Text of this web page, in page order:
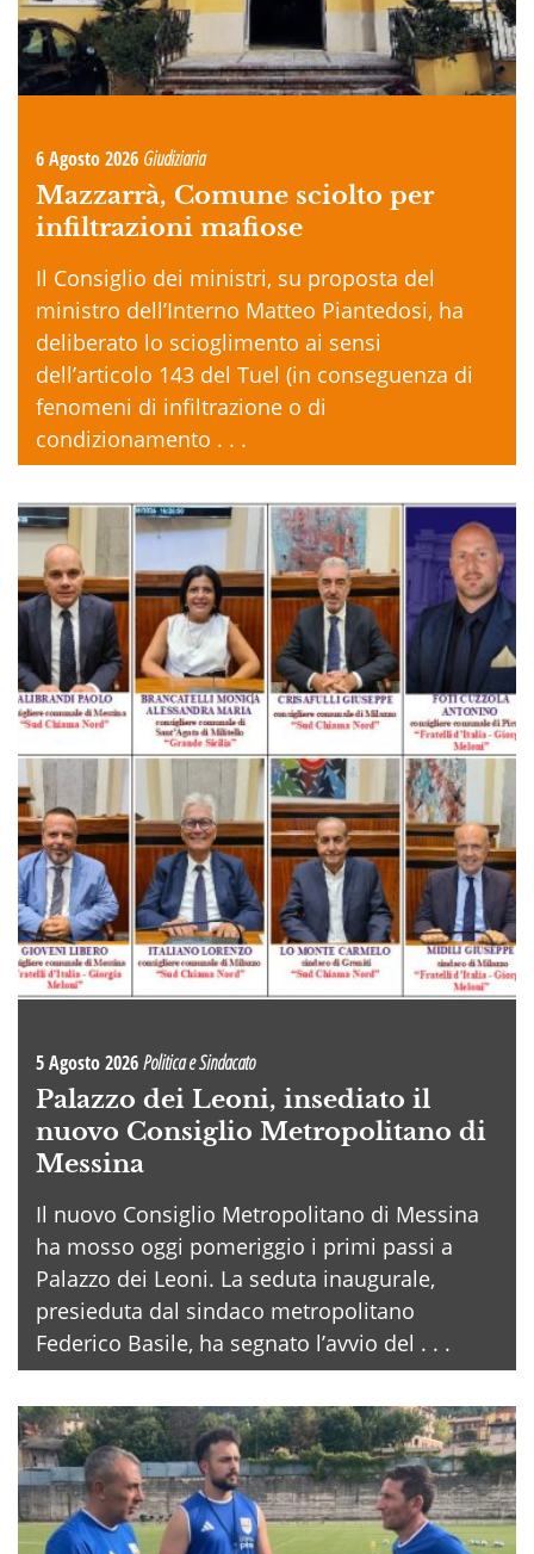
6 Agosto 2026 Giudiziaria
Mazzarrà, Comune sciolto per
infiltrazioni mafiose
Il Consiglio dei ministri, su proposta del
ministro dell’Interno Matteo Piantedosi, ha
deliberato lo scioglimento ai sensi
dell’articolo 143 del Tuel (in conseguenza di
fenomeni di infiltrazione o di
condizionamento . . .
5 Agosto 2026Politica e Sindacato
Palazzo dei Leoni, insediato il
nuovo Consiglio Metropolitano di
Messina
Il nuovo Consiglio Metropolitano di Messina
ha mosso oggi pomeriggio i primi passi a
Palazzo dei Leoni. La seduta inaugurale,
presieduta dal sindaco metropolitano
Federico Basile, ha segnato l’avvio del . . .